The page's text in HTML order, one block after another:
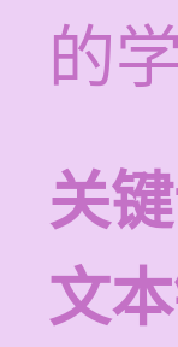
的
关键
文本